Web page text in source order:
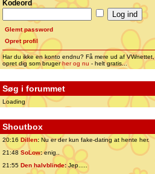
Kodeord
Glemt password
Opret profil
Har du ikke en konto endnu? Få mere ud af VWnettet,
opret dig som brugerher og nu - helt gratis...
Søg i forummet
Loading
Shoutbox
20:16 Dillen: Nu er der kun fake-dating at hente her.
21:48 SoLow:enig..
21:55 Den halvblinde:Jep.....